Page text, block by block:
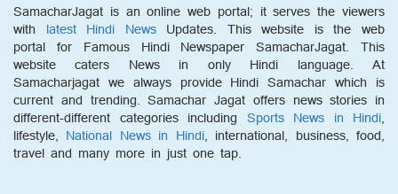
SamacharJagat is an online web portal; it serves the viewers
with latest Hindi NewsUpdates. This website is the web
portal for Famous Hindi Newspaper SamacharJagat. This
website caters News in only Hindi language. At
Samacharjagat we always provide Hindi Samachar which is
current and trending. Samachar Jagat offers news stories in
different-different categories including Sports News in Hindi,
lifestyle, National News in Hindi, international, business, food,
travel and many more in just one tap.